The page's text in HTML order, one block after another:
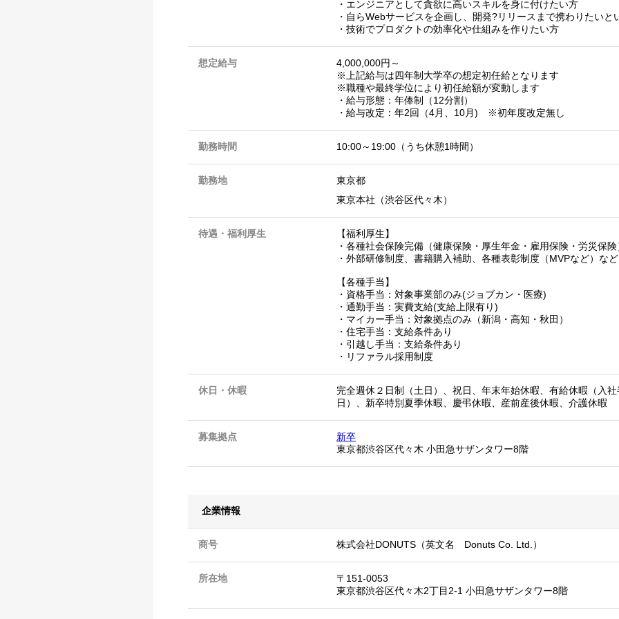
・エンジニアとして貪欲に高いスキルを身に付けたい方
・自らWebサービスを企画し、開発?リリースまで携わりたいと
・技術でプロダクトの効率化や仕組みを作りたい方
想定給与
4,000,000円～
※上記給与は四年制大学卒の想定初任給となります
※職種や最終学位により初任給額が変動します
・給与形態：年俸制（12分割）
・給与改定：年2回（4月、10月) ※初年度改定無し
勤務時間 10:00～19:00（うち休憩1時間）
勤務地
東京都
東京本社（渋谷区代々木）
待遇・福利厚生
【福利厚生】
・各種社会保険完備（健康保険・厚生年金・雇用保険・労災保険
・外部研修制度、書籍購入補助、各種表彰制度（MVPなど）など
【各種手当】
・資格手当：対象事業部のみ(ジョブカン・医療)
・通勤手当：実費支給(支給上限有り)
・マイカー手当：対象拠点のみ（新潟・高知・秋田）
・住宅手当：支給条件あり
・引越し手当：支給条件あり
・リファラル採用制度
休日・休暇
完全週休２日制（土日）、祝日、年末年始休暇、有給休暇（入
日）、新卒特別夏季休暇、慶弔休暇、産前産後休暇、介護休暇
募集拠点
新卒
東京都渋谷区代々木 小田急サザンタワー8階
企業情報
商号 株式会社DONUTS（英文名 Donuts Co. Ltd.）
所在地
〒151-0053
東京都渋谷区代々木2丁目2-1 小田急サザンタワー8階